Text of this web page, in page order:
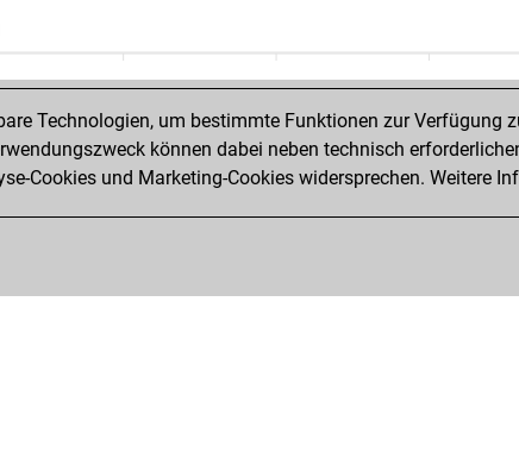
Technologien, um bestimmte Funktionen zur
können dabei neben technisch
Cookies und Marketing-Cookies widersprechen. Weitere